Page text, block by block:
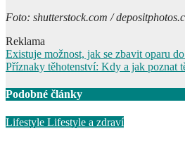
Foto: shutterstock.com /
Reklama
Navigace
pro
příspěvek
Existuje možnost, jak se zbavit oparu
Příznaky těhotenství: Kdy a jak poznat
Podobné články
Lifestyle Lifestyle a zdraví